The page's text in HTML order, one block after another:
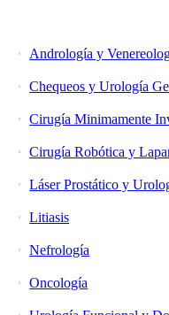
Andrología y
Chequeos y Urología
Cirugía Minimamente
Cirugía Robótica y
Láser Prostático y
Litiasis
Nefrología
Oncología